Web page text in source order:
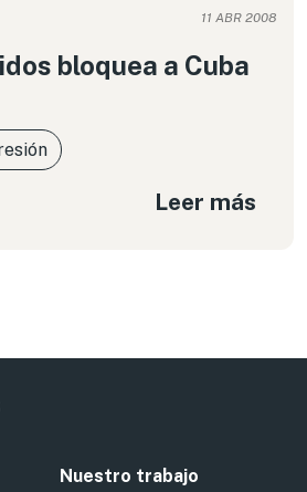
11 ABR 2008
bloquea a Cuba
Leer más
Nuestro trabajo